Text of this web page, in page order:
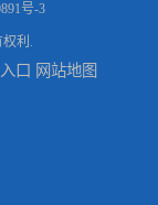
号-3
利.
口 网站地图